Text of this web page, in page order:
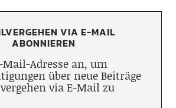
VIA E-MAIL
ABONNIEREN
Mail-Adresse an, um
über neue Beiträge
via E-Mail zu